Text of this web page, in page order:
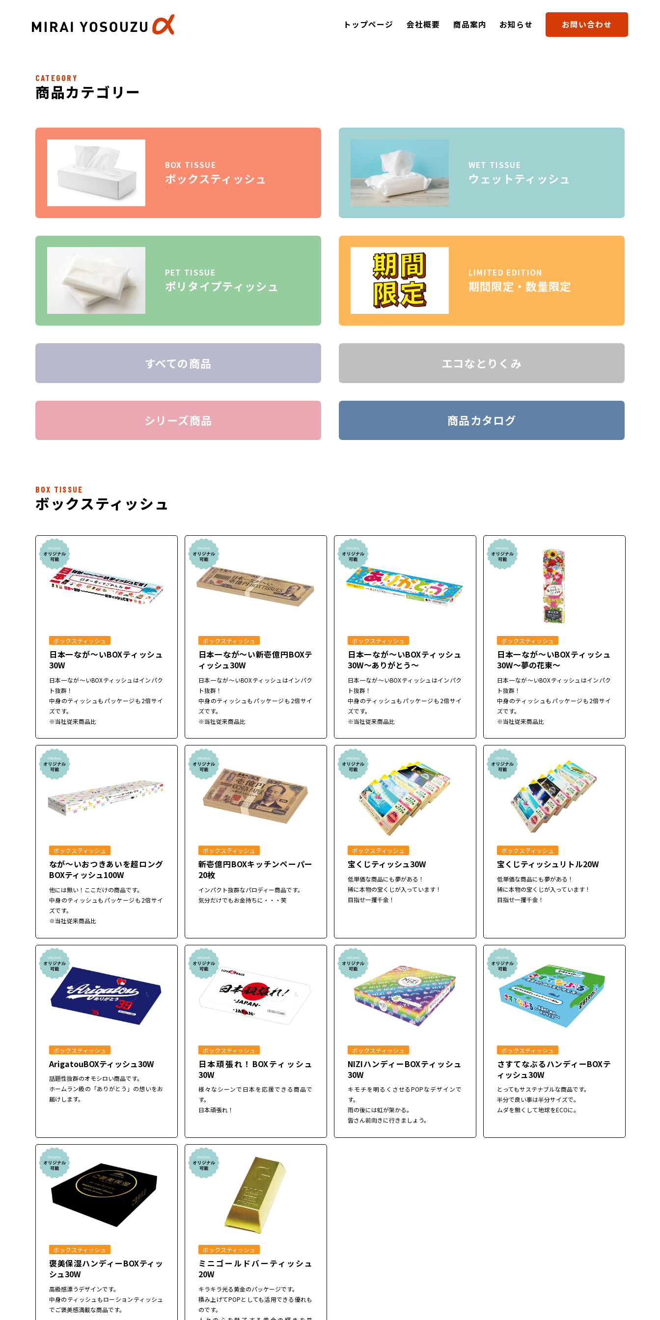
トップページ 会社概要 商品案内 お知らせ お問い合わせ
CATEGORY
商品カテゴリー
BOX TISSUE
ボックスティッシュ
WET TISSUE
ウェットティッシュ
PET TISSUE
ポリタイプティッシュ
LIMITED EDITION
期間限定・数量限定
すべての商品 エコなとりくみ
シリーズ商品 商品カタログ
BOX TISSUE
ボックスティッシュ
ボックスティッシュ
日本一なが～いBOXティッシュ
30W
日本一なが～いBOXティッシュはインパク
ト抜群！
中身のティッシュもパッケージも2倍サイ
ズです。
※当社従来商品比
ボックスティッシュ
日本一なが～い新壱億円BOXテ
ィッシュ30W
日本一なが～いBOXティッシュはインパク
ト抜群！
中身のティッシュもパッケージも2倍サイ
ズです。
※当社従来商品比
ボックスティッシュ
日本一なが～いBOXティッシュ
30W～ありがとう～
日本一なが～いBOXティッシュはインパク
ト抜群！
中身のティッシュもパッケージも2倍サイ
ズです。
※当社従来商品比
ボックスティッシュ
日本一なが～いBOXティッシュ
30W～夢の花束～
日本一なが～いBOXティッシュはインパク
ト抜群！
中身のティッシュもパッケージも2倍サイ
ズです。
※当社従来商品比
ボックスティッシュ
なが～いおつきあいを超ロング
BOXティッシュ100W
他には無い！ここだけの商品です。
中身のティッシュもパッケージも2倍サイ
ズです。
※当社従来商品比
ボックスティッシュ
新壱億円BOXキッチンペーパー
20枚
インパクト抜群なパロディー商品です。
気分だけでもお金持ちに・・・笑
ボックスティッシュ
宝くじティッシュ30W
低単価な商品にも夢がある！
稀に本物の宝くじが入っています！
目指せ一攫千金！
ボックスティッシュ
宝くじティッシュリトル20W
低単価な商品にも夢がある！
稀に本物の宝くじが入っています！
目指せ一攫千金！
ボックスティッシュ
ArigatouBOXティッシュ30W
話題性抜群のオモシロい商品です。
ホームラン級の「ありがとう」の想いをお
届けします。
ボックスティッシュ
日本頑張れ！BOXティッシュ
30W
様々なシーンで日本を応援できる商品で
す。
日本頑張れ！
ボックスティッシュ
NIZIハンディーBOXティッシュ
30W
キモチを明るくさせるPOPなデザインで
す。
雨の後には虹が架かる。
皆さん前向きに行きましょう。
ボックスティッシュ
さすてなぶるハンディーBOXテ
ィッシュ30W
とってもサステナブルな商品です。
半分で良い事は半分サイズで。
ムダを無くして地球をECOに。
ボックスティッシュ
褒美保湿ハンディーBOXティッ
シュ30W
高級感漂うデザインです。
中身のティッシュもローションティッシュ
でご褒美感満載な商品です。
ボックスティッシュ
ミニゴールドバーティッシュ
20W
キラキラ光る黄金のパッケージです。
積み上げてPOPとしても活用できる優れも
のです。